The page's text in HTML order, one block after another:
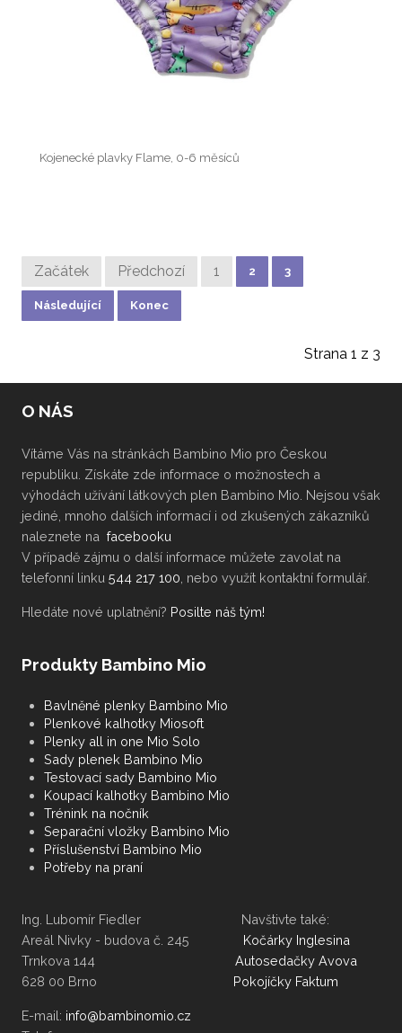
Kojenecké plavky Flame, 0-6 měsíců
Začátek Předchozí 1 2 3
Následující Konec
Strana 1 z 3
O NÁS
Vítáme Vás na stránkách Bambino Mio pro Českou
republiku. Získáte zde informace o možnostech a
výhodách užívání látkových plen Bambino Mio. Nejsou však
jediné, mnoho dalších informací i od zkušených zákazníků
naleznete na facebooku
V případě zájmu o další informace můžete zavolat na
telefonní linku 544 217 100 , nebo využít kontaktní formulář.
Hledáte nové uplatnění? Posilte náš tým!
Produkty Bambino Mio
Bavlněné plenky Bambino Mio
Plenkové kalhotky Miosoft
Plenky all in one Mio Solo
Sady plenek Bambino Mio
Testovací sady Bambino Mio
Koupací kalhotky Bambino Mio
Trénink na nočník
Separační vložky Bambino Mio
Příslušenství Bambino Mio
Potřeby na praní
Ing. Lubomír Fiedler Navštivte také:
Areál Nivky - budova č. 245 Kočárky Inglesina
Trnkova 144 Autosedačky Avova
628 00 Brno Pokojíčky Faktum
E-mail: